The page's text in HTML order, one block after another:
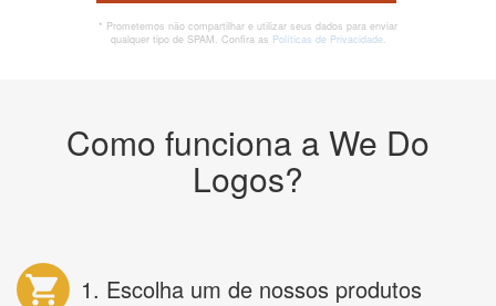
* Prometemos não compartilhar e utilizar seus dados para enviar
qualquer tipo de SPAM. Confira as Políticas de Privacidade.
Como funciona a We Do
Logos?
1. Escolha um de nossos produtos